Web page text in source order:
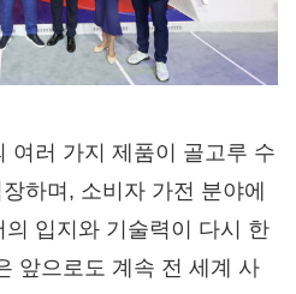
여러 가지 제품이 골고루 수
하며, 소비자 가전 분야에
입지와 기술력이 다시 한
앞으로도 계속 전 세계 사